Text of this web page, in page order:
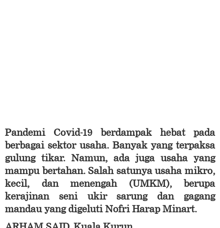
Pandemi Covid-19 berdampak hebat pada
berbagai sektor usaha. Banyak yang terpaksa
gulung tikar. Namun, ada juga usaha yang
mampu bertahan. Salah satunya usaha mikro,
kecil, dan menengah (UMKM), berupa
kerajinan seni ukir sarung dan gagang
mandau yang digeluti Nofri Harap Minart.